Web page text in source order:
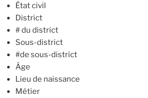
État civil
District
# du district
Sous-district
#de sous-district
Âge
Lieu de naissance
Métier